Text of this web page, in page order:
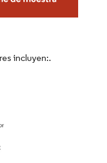
incluyen:.